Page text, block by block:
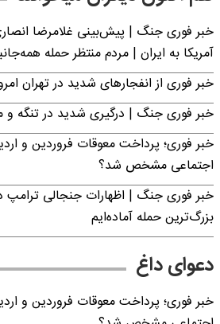
خبر فوری جنگ | پیش‌بینی غلامرضا
آمریکا به ایران | مردم منتظر حمله
خبر فوری از انفجارهای شدید در تهران امروز پنجشنبه
خبر فوری جنگ | درگیری شدید در تنگه و
خبر فوری؛ پرداخت معوقات فروردین و
اجتماعی مشخص شد؟
خبر فوری جنگ | اظهارات جنجالی ترامپ
بزرگ‌ترین حمله آماده‌ایم
دعوای داغ
خبر فوری؛ پرداخت معوقات فروردین و